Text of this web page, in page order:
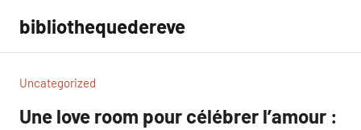
contenu
bibliothequedereve
Uncategorized
Une love room pour célébrer l’amour :